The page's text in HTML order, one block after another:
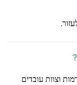
וצוות עובדים